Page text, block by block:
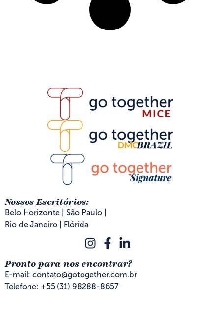
Nossos Escritórios:
Belo Horizonte | São Paulo |
Rio de Janeiro | Flórida
Pronto para nos encontrar?
E-mail: contato@gotogether.com.br
Telefone: +55 (31) 98288-8657